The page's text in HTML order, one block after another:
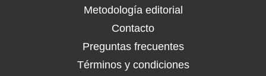
Metodología editorial
Contacto
Preguntas frecuentes
Términos y condiciones